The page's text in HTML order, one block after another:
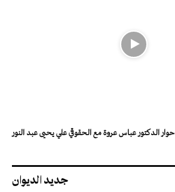
حوار الدكتور عباس عروة مع الحقوقي علي يحيى عبد النور
جديد الديوان